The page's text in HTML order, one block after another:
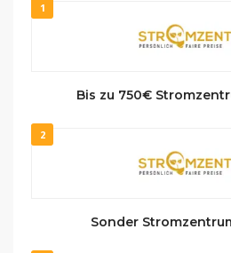
1
Bis zu 750€
2
Sonder